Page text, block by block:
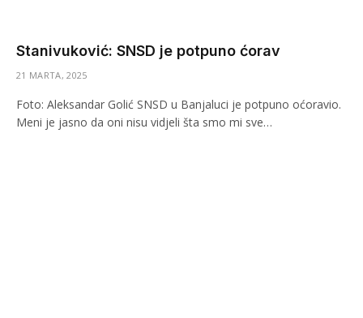
Stanivuković: SNSD je potpuno ćorav
21 MARTA, 2025
Foto: Aleksandar Golić SNSD u Banjaluci je potpuno oćoravio.
Meni je jasno da oni nisu vidjeli šta smo mi sve…